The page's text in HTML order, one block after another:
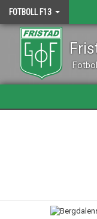
FOTBOLL F13